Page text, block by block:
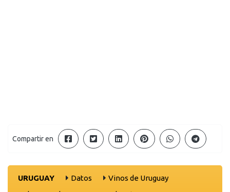
Compartir en
URUGUAY Datos
Vinos de Uruguay